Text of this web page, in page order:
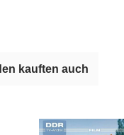
kauften auch